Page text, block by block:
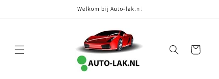
Welkom bij Auto-lak.nl
Winkelwagen